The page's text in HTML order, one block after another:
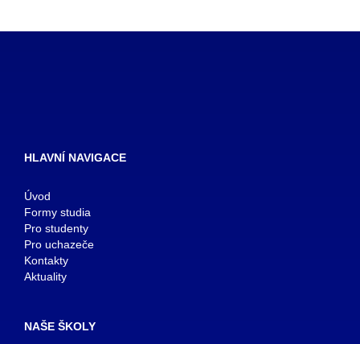
HLAVNÍ NAVIGACE
Úvod
Formy studia
Pro studenty
Pro uchazeče
Kontakty
Aktuality
NAŠE ŠKOLY